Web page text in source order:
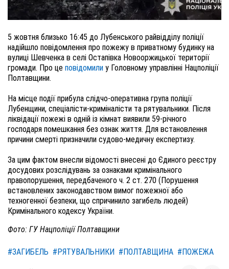
5 жовтня близько 16:45 до Лубенського райвідділу поліції
надійшло повідомлення про пожежу в приватному будинку на
вулиці Шевченка в селі Остапівка Новооржицької території
громади. Про це повідомили у Головному управлінні Нацполіції
Полтавщини.
На місце події прибула слідчо-оперативна група поліції
Лубенщини, спеціалісти-криміналісти та рятувальники. Після
ліквідації пожежі в одній із кімнат виявили 59-річного
господаря помешкання без ознак життя. Для встановлення
причини смерті призначили судово-медичну експертизу.
За цим фактом внесли відомості внесені до Єдиного реєстру
досудових розслідувань за ознаками кримінального
правопорушення, передбаченого ч. 2 ст. 270 (Порушення
встановлених законодавством вимог пожежної або
техногенної безпеки, що спричинило загибель людей)
Кримінального кодексу України.
Фото: ГУ Нацполіції Полтавщини
#ЗАГИБЕЛЬ #РЯТУВАЛЬНИКИ #ПОЛТАВЩИНА #ПОЖЕЖА